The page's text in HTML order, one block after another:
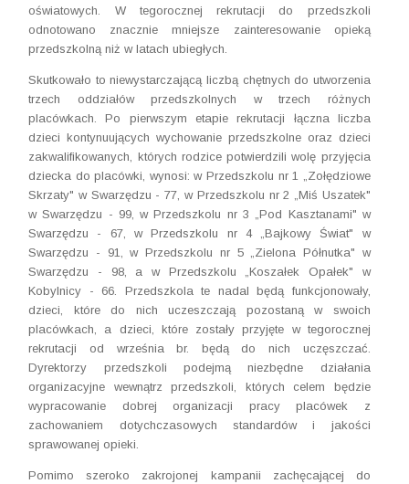
oświatowych. W tegorocznej rekrutacji do przedszkoli
odnotowano znacznie mniejsze zainteresowanie opieką
przedszkolną niż w latach ubiegłych.
Skutkowało to niewystarczającą liczbą chętnych do utworzenia
trzech oddziałów przedszkolnych w trzech różnych
placówkach. Po pierwszym etapie rekrutacji łączna liczba
dzieci kontynuujących wychowanie przedszkolne oraz dzieci
zakwalifikowanych, których rodzice potwierdzili wolę przyjęcia
dziecka do placówki, wynosi: w Przedszkolu nr 1 „Zołędziowe
Skrzaty" w Swarzędzu - 77, w Przedszkolu nr 2 „Miś Uszatek"
w Swarzędzu - 99, w Przedszkolu nr 3 „Pod Kasztanami" w
Swarzędzu - 67, w Przedszkolu nr 4 „Bajkowy Świat" w
Swarzędzu - 91, w Przedszkolu nr 5 „Zielona Półnutka" w
Swarzędzu - 98, a w Przedszkolu „Koszałek Opałek" w
Kobylnicy - 66. Przedszkola te nadal będą funkcjonowały,
dzieci, które do nich uczeszczają pozostaną w swoich
placówkach, a dzieci, które zostały przyjęte w tegorocznej
rekrutacji od września br. będą do nich uczęszczać.
Dyrektorzy przedszkoli podejmą niezbędne działania
organizacyjne wewnątrz przedszkoli, których celem będzie
wypracowanie dobrej organizacji pracy placówek z
zachowaniem dotychczasowych standardów i jakości
sprawowanej opieki.
Pomimo szeroko zakrojonej kampanii zachęcającej do